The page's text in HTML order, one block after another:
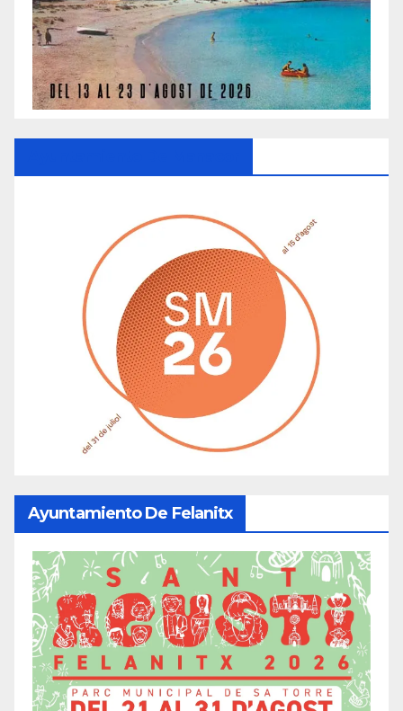
Ayuntamiento De Felanitx